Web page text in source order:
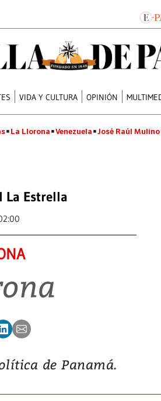
VIDA Y CULTURA OPINIÓN
La Llorona Venezuela José Raúl Mulino
La Estrella
de Panamá.